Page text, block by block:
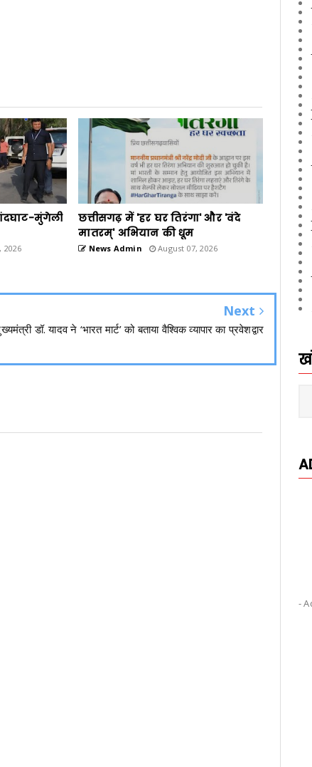
मुंगेली
2026
छत्तीसगढ़ में 'हर घर तिरंगा' और 'वंदे
मातरम्' अभियान की धूम
News Admin August 07, 2026
Next
डॉ. यादव ने ‘भारत मार्ट’ को बताया वैश्विक व्यापार का प्रवेशद्वार
-